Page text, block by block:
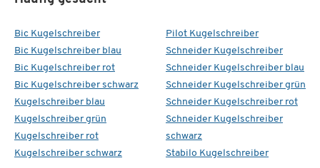
Bic Kugelschreiber
Bic Kugelschreiber blau
Bic Kugelschreiber rot
Bic Kugelschreiber schwarz
Kugelschreiber blau
Kugelschreiber grün
Kugelschreiber rot
Kugelschreiber schwarz
Pilot Kugelschreiber
Schneider Kugelschreiber
Schneider Kugelschreiber blau
Schneider Kugelschreiber grün
Schneider Kugelschreiber rot
Schneider Kugelschreiber
schwarz
Stabilo Kugelschreiber